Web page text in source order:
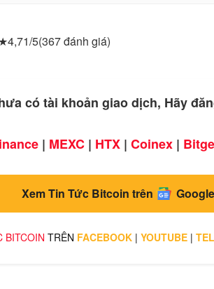
4,71/5(367 đánh giá)
có tài khoản giao dịch, Hãy
| MEXC| HTX| Coinex|
Xem Tin Tức Bitcoin trên
BITCOIN TRÊN FACEBOOK| YOUTUBE|